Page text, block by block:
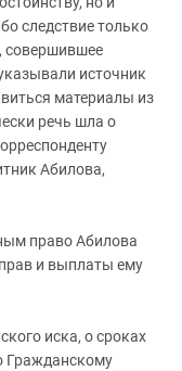
следствие только
совершившее
источник
материалы из
речь шла о
Абилова,
право Абилова
и выплаты ему
иска, о сроках
Гражданскому